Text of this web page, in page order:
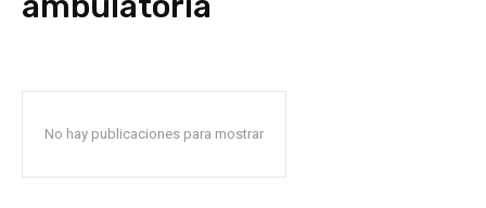
No hay publicaciones para mostrar